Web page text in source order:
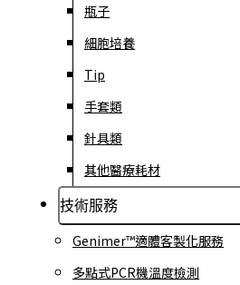
瓶子
細胞培養
Tip
手套類
針具類
其他醫療耗材
技術服務
Genimer™適體客製化服務
多點式PCR機溫度檢測